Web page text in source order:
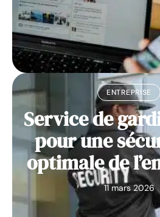
ENTREPRISE
Service de
pour une
optimale de
11 mars 2026